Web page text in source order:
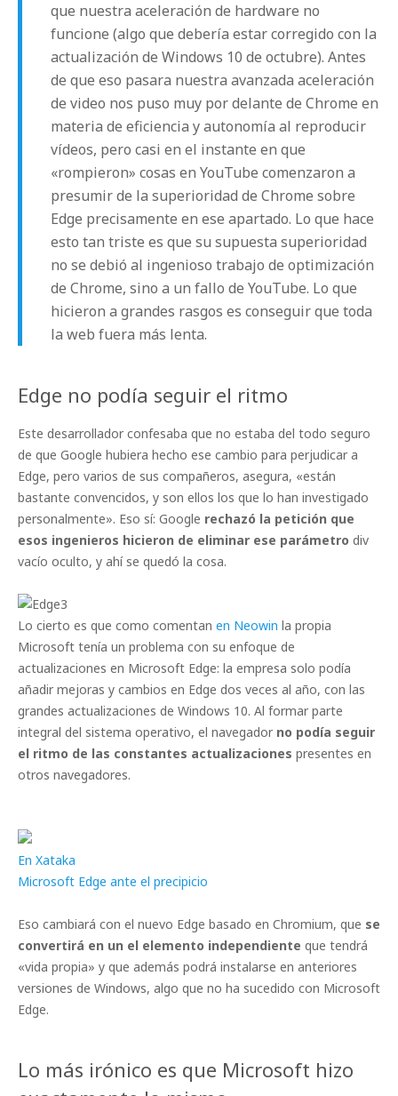
que nuestra aceleración de hardware no
funcione (algo que debería estar corregido con la
actualización de Windows 10 de octubre). Antes
de que eso pasara nuestra avanzada aceleración
de video nos puso muy por delante de Chrome en
materia de eficiencia y autonomía al reproducir
vídeos, pero casi en el instante en que
«rompieron» cosas en YouTube comenzaron a
presumir de la superioridad de Chrome sobre
Edge precisamente en ese apartado. Lo que hace
esto tan triste es que su supuesta superioridad
no se debió al ingenioso trabajo de optimización
de Chrome, sino a un fallo de YouTube. Lo que
hicieron a grandes rasgos es conseguir que toda
la web fuera más lenta.
Edge no podía seguir el ritmo
Este desarrollador confesaba que no estaba del todo seguro
de que Google hubiera hecho ese cambio para perjudicar a
Edge, pero varios de sus compañeros, asegura, «están
bastante convencidos, y son ellos los que lo han investigado
personalmente». Eso sí: Google rechazó la petición que
esos ingenieros hicieron de eliminar ese parámetro div
vacío oculto, y ahí se quedó la cosa.
Lo cierto es que como comentan en Neowin la propia
Microsoft tenía un problema con su enfoque de
actualizaciones en Microsoft Edge: la empresa solo podía
añadir mejoras y cambios en Edge dos veces al año, con las
grandes actualizaciones de Windows 10. Al formar parte
integral del sistema operativo, el navegador no podía seguir
el ritmo de las constantes actualizaciones presentes en
otros navegadores.
En Xataka
Microsoft Edge ante el precipicio
Eso cambiará con el nuevo Edge basado en Chromium, que se
convertirá en un el elemento independiente que tendrá
«vida propia» y que además podrá instalarse en anteriores
versiones de Windows, algo que no ha sucedido con Microsoft
Edge.
Lo más irónico es que Microsoft hizo